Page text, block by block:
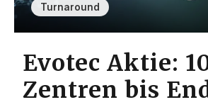
Turnaround
Evotec Aktie:
Zentren bis